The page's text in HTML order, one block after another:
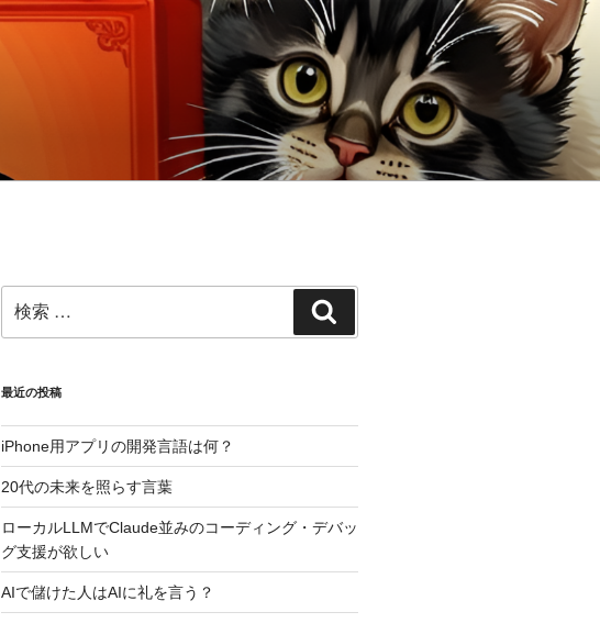
索:
索
最近の投稿
iPhone用アプリの開発言語は何？
20代の未来を照らす言葉
ローカルLLMでClaude並みのコーディング・デバッ
グ支援が欲しい
AIで儲けた人はAIに礼を言う？